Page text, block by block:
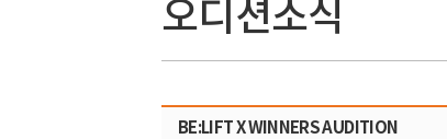
오디션소식
BE:LIFT X WINNERS AUDITION